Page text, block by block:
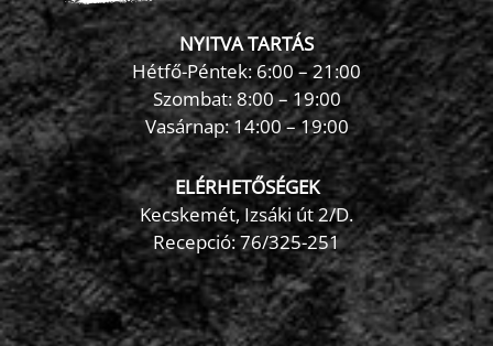
NYITVA TARTÁS
Hétfő-Péntek: 6:00 – 21:00
Szombat: 8:00 – 19:00
Vasárnap: 14:00 – 19:00
ELÉRHETŐSÉGEK
Kecskemét, Izsáki út 2/D.
Recepció:76/325-251